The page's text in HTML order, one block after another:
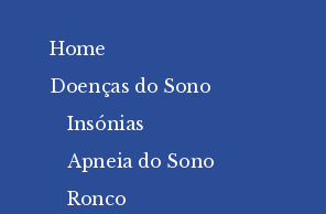
Home
Doenças do Sono
Insónias
Apneia do Sono
Ronco